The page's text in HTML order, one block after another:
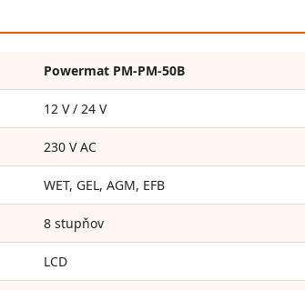
Powermat PM-PM-50B
12 V / 24 V
230 V AC
WET, GEL, AGM, EFB
8 stupňov
LCD